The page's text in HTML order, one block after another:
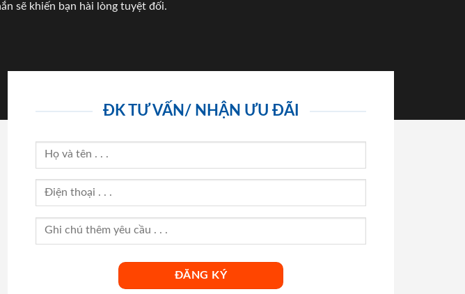
sẽ khiến bạn hài lòng tuyệt đối.
ĐK TƯ VẤN/ NHẬN ƯU ĐÃI